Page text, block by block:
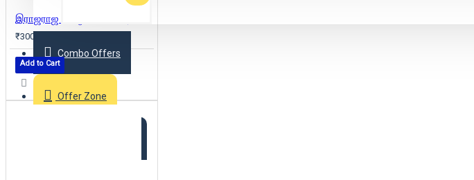
Combo Offers
Offer Zone
₹300
Add to Cart